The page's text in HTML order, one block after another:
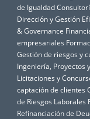
de Igualdad
Dirección y Gestión
& Governance
empresariales
Gestión de riesgos y
Ingeniería, Proyectos
Licitaciones y
captación de clientes
de Riesgos Laborales
Refinanciación de